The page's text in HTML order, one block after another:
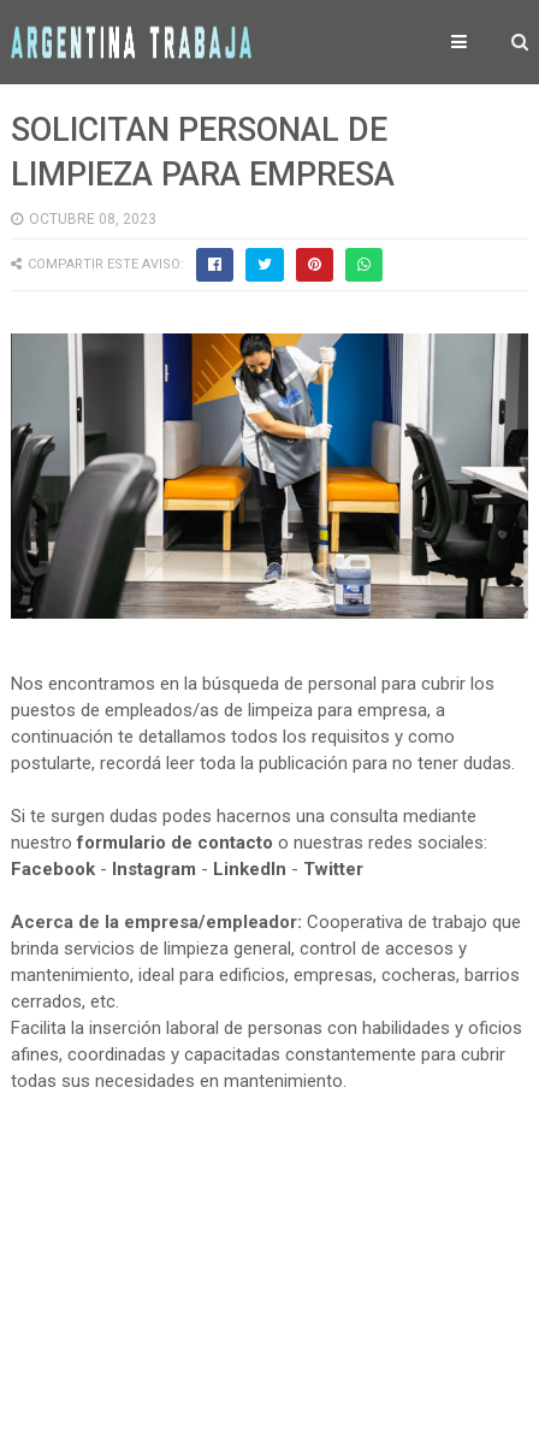
SOLICITAN PERSONAL DE
LIMPIEZA PARA EMPRESA
OCTUBRE 08, 2023
COMPARTIR ESTE AVISO:
Nos encontramos en la búsqueda de personal para cubrir los
puestos de empleados/as de limpeiza para empresa, a
continuación te detallamos todos los requisitos y como
postularte, recordá leer toda la publicación para no tener dudas.
Si te surgen dudas podes hacernos una consulta mediante
nuestroformulario de contacto o nuestras redes sociales:
Facebook- Instagram - LinkedIn - Twitter
Acerca de la empresa/empleador: Cooperativa de trabajo que
brinda servicios de limpieza general, control de accesos y
mantenimiento, ideal para edificios, empresas, cocheras, barrios
cerrados, etc.
Facilita la inserción laboral de personas con habilidades y oficios
afines, coordinadas y capacitadas constantemente para cubrir
todas sus necesidades en mantenimiento.